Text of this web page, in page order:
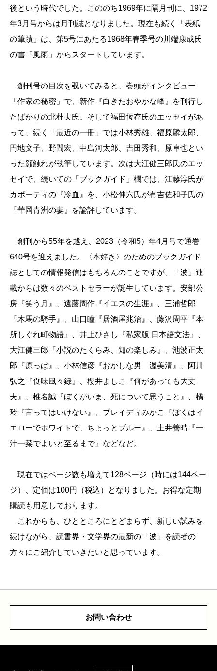
後という時代でした。こののち1969年に隔月刊に、1972
年3月号からは月刊誌となりました。現在も続く「表紙
の筆蹟」は、第5号にあたる1968年春季号の川端康成氏
の書「風雨」からスタートしています。
創刊号の目次を覗いてみると、巻頭がインタビュー
「作家の秘密」で、新作『白きたおやかな峰』を刊行し
たばかりの北杜夫氏。そして福田恆存氏のエッセイがあ
って、続く「最近の一冊」では小林秀雄、福原麟太郎、
円地文子、野間宏、中島河太郎、吉田秀和、原卓也とい
った顔触れが執筆しています。次は大江健三郎氏のエッ
セイで、続いての「ブックガイド」欄では、江藤淳氏が
カポーティの『冷血』を、小松伸六氏が有吉佐和子氏の
『華岡青洲の妻』を論評しています。
創刊から55年を越え、2023（令和5）年4月号で通巻
640号を迎えました。〈本好き〉のためのブックガイド
誌としての情報発信はもちろんのことですが、「波」連
載からは数々のベストセラーが誕生しています。安部公
房『笑う月』、遠藤周作『イエスの生涯』、三浦哲郎
『木馬の騎手』、山口瞳『居酒屋兆治』、藤沢周平『本
所しぐれ町物語』、井上ひさし『私家版 日本語文法』、
大江健三郎『小説のたくらみ、知の楽しみ』、池波正太
郎『原っぱ』、小林信彦『おかしな男 渥美清』、阿川
弘之『食味風々録』、櫻井よしこ『何があっても大丈
夫』、椎名誠『ぼくがいま、死について思うこと』、橘
玲『言ってはいけない』、ブレイディみかこ『ぼくはイ
エローでホワイトで、ちょっとブルー』、土井善晴『一
汁一菜でよいと至るまで』などなど。
現在ではページ数も増えて128ページ（時には144ペー
ジ）、定価は100円（税込）となりました。お得な定期
購読も用意しております。
これからも、ひとところにとどまらず、新しい試みを
続けながら、読書界・文学界の最新の「波」を読者の
方々にご紹介していきたいと思っています。
お問い合わせ